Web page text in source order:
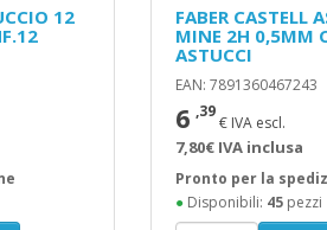
12
FABER CASTELL
MINE 2H 0,5MM
ASTUCCI
EAN: 7891360467243
6 ,39
€ IVA escl.
7,80€ IVA inclusa
Pronto per la
●Disponibili: 45pezzi